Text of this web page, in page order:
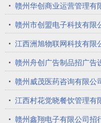
赣州华创商业运营管理有
赣州市创盟电子科技有限
江西洲旭物联网科技有限
赣州舟创广告制品招广告
赣州威茂医药咨询有限公
江西村花觉晓餐饮管理有
赣州鑫翔电子有限公司招